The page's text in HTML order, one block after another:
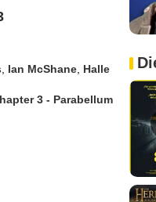
Ian McShane, Halle
3 - Parabellum